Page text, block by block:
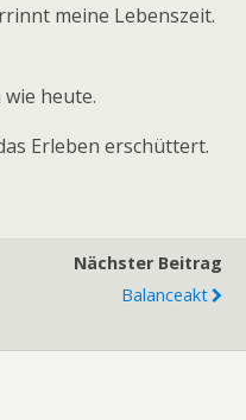
meine Lebenszeit.
heute.
Erleben erschüttert.
Nächster Beitrag
Balanceakt